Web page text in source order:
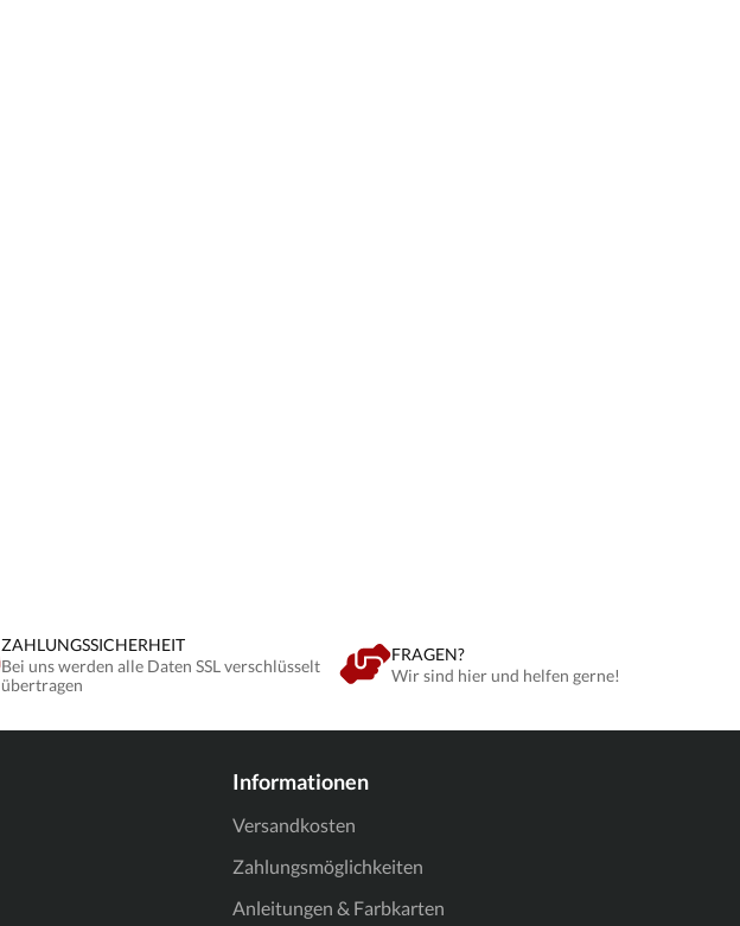
ZAHLUNGSSICHERHEIT
Bei uns werden alle Daten SSL verschlüsselt
übertragen
FRAGEN?
Wir sind hier und helfen gerne!
Informationen
Versandkosten
Zahlungsmöglichkeiten
Anleitungen & Farbkarten